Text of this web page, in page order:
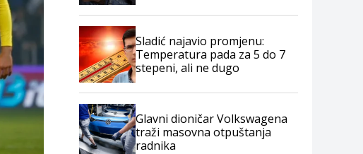
Sladić najavio promjenu:
Temperatura pada za 5 do 7
stepeni, ali ne dugo
Glavni dioničar Volkswagena
traži masovna otpuštanja
radnika